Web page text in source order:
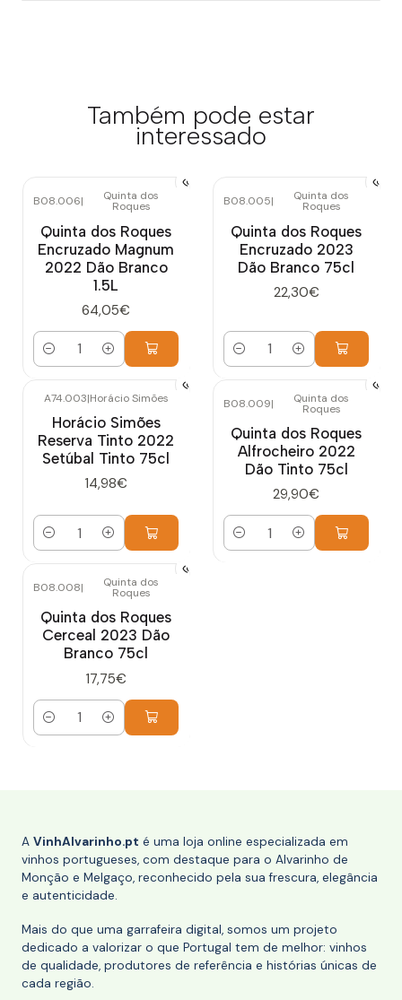
Também pode estar
interessado
B08.006| Quinta dos
Roques
Quinta dos Roques
Encruzado Magnum
2022 Dão Branco
1.5L
64,05€
Quantidade
B08.005| Quinta dos
Roques
Quinta dos Roques
Encruzado 2023
Dão Branco 75cl
22,30€
Quantidade
A74.003|Horácio Simões
Horácio Simões
Reserva Tinto 2022
Setúbal Tinto 75cl
14,98€
Quantidade
B08.009| Quinta dos
Roques
Quinta dos Roques
Alfrocheiro 2022
Dão Tinto 75cl
29,90€
Quantidade
B08.008| Quinta dos
Roques
Quinta dos Roques
Cerceal 2023 Dão
Branco 75cl
17,75€
Quantidade
A VinhAlvarinho.pt é uma loja online especializada em
vinhos portugueses, com destaque para o Alvarinho de
Monção e Melgaço, reconhecido pela sua frescura, elegância
e autenticidade.
Mais do que uma garrafeira digital, somos um projeto
dedicado a valorizar o que Portugal tem de melhor: vinhos
de qualidade, produtores de referência e histórias únicas de
cada região.